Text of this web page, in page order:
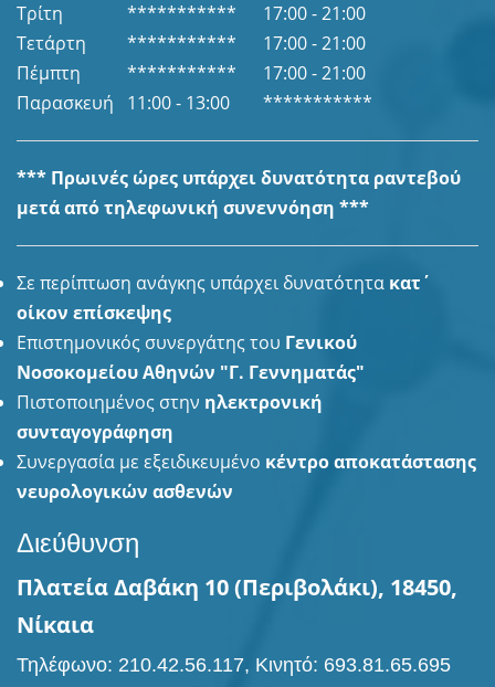
Τρίτη
***********
17:00 - 21:00
Τετάρτη
***********
17:00 - 21:00
Πέμπτη
***********
17:00 - 21:00
Παρασκευή
11:00 - 13:00 ***********
*** Πρωινές ώρες υπάρχει δυνατότητα ραντεβού
μετά από τηλεφωνική συνεννόηση ***
Σε περίπτωση ανάγκης υπάρχει δυνατότητα κατ΄
οίκον επίσκεψης
Επιστημονικός συνεργάτης του Γενικού
Νοσοκομείου Αθηνών "Γ. Γεννηματάς"
Πιστοποιημένος στην ηλεκτρονική
συνταγογράφηση
Συνεργασία με εξειδικευμένο κέντρο αποκατάστασης
νευρολογικών ασθενών
Διεύθυνση
Πλατεία Δαβάκη 10 (Περιβολάκι), 18450,
Νίκαια
Τηλέφωνο: 210.42.56.117, Κινητό: 693.81.65.695